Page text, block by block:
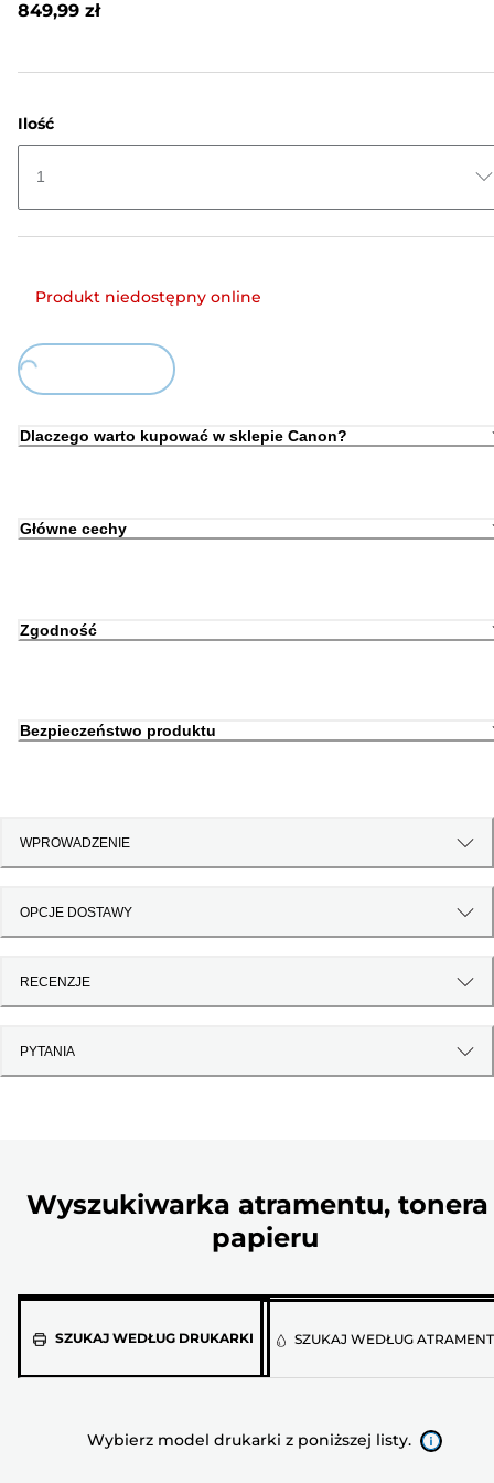
849,99 zł
Ilość
1
Produkt niedostępny online
Loading...
Dlaczego warto kupować w sklepie Canon?
Główne cechy
Zgodność
Bezpieczeństwo produktu
WPROWADZENIE
OPCJE DOSTAWY
RECENZJE
PYTANIA
Wyszukiwarka atramentu, tonera
papieru
SZUKAJ WEDŁUG DRUKARKI
Wybierz
poniższej
SZUKAJ WEDŁUG
Wybierz model drukarki z poniższej listy.